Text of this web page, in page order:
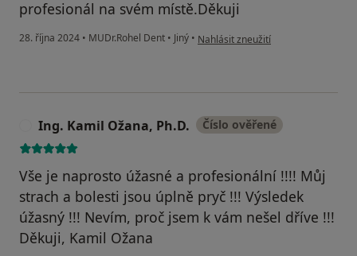
profesionál na svém místě.Děkuji
28. října 2024 • MUDr.Rohel Dent • Jiný • podle názoru uživatele Andrea
Nahlásit zneužití
Ing. Kamil Ožana, Ph.D. Číslo ověřené
Vše je naprosto úžasné a profesionální !!!! Můj
strach a bolesti jsou úplně pryč !!! Výsledek
úžasný !!! Nevím, proč jsem k vám nešel dříve !!!
Děkuji, Kamil Ožana